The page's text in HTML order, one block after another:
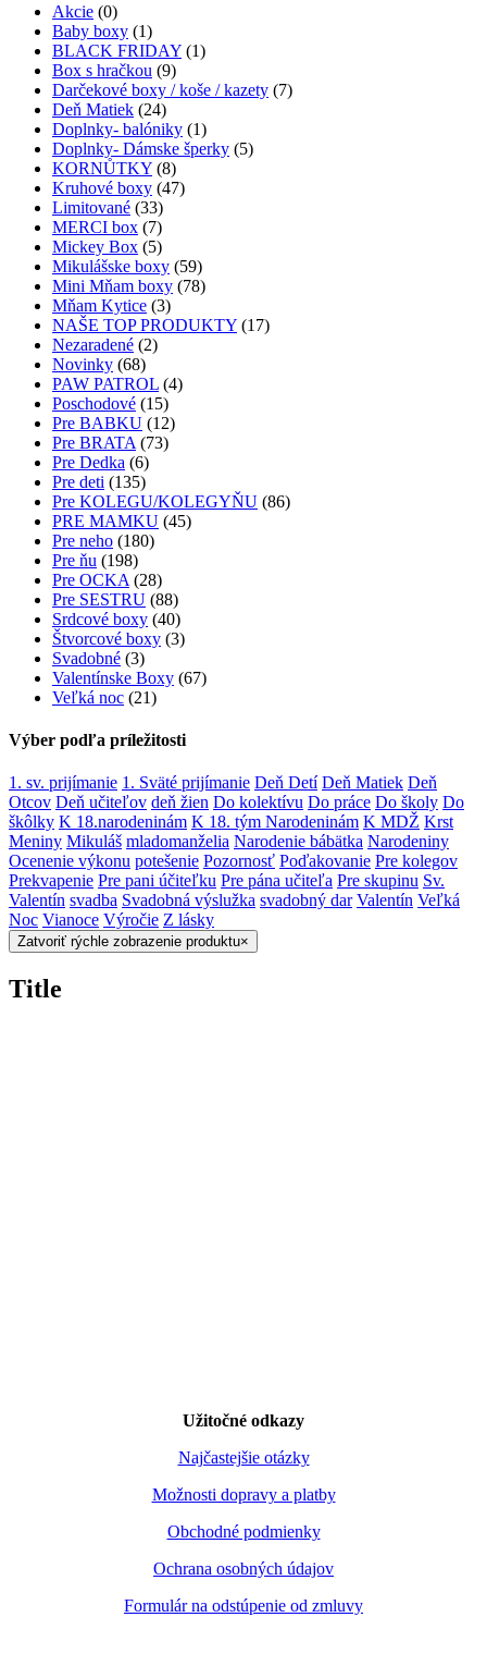
Akcie (0)
Baby boxy (1)
BLACK FRIDAY (1)
Box s hračkou (9)
Darčekové boxy / koše / kazety (7)
Deň Matiek (24)
Doplnky- balóniky (1)
Doplnky- Dámske šperky (5)
KORNŮTKY (8)
Kruhové boxy (47)
Limitované (33)
MERCI box (7)
Mickey Box (5)
Mikulášske boxy (59)
Mini Mňam boxy (78)
Mňam Kytice (3)
NAŠE TOP PRODUKTY (17)
Nezaradené (2)
Novinky (68)
PAW PATROL (4)
Poschodové (15)
Pre BABKU (12)
Pre BRATA (73)
Pre Dedka (6)
Pre deti (135)
Pre KOLEGU/KOLEGYŇU (86)
PRE MAMKU (45)
Pre neho (180)
Pre ňu (198)
Pre OCKA (28)
Pre SESTRU (88)
Srdcové boxy (40)
Štvorcové boxy (3)
Svadobné (3)
Valentínske Boxy (67)
Veľká noc (21)
Výber podľa príležitosti
1. sv. prijímanie 1. Sväté prijímanie Deň Detí Deň Matiek Deň
Otcov Deň učiteľov deň žien Do kolektívu Do práce Do školy Do
škôlky K 18.narodeninám K 18. tým Narodeninám K MDŽ Krst
Meniny Mikuláš mladomanželia Narodenie bábätka Narodeniny
Ocenenie výkonu potešenie Pozornosť Poďakovanie Pre kolegov
Prekvapenie Pre pani účiteľku Pre pána učiteľa Pre skupinu Sv.
Valentín svadba Svadobná výslužka svadobný dar Valentín Veľká
Noc Vianoce Výročie Z lásky
Zatvoriť rýchle zobrazenie produktu×
Title
Užitočné odkazy
Najčastejšie otázky
Možnosti dopravy a platby
Obchodné podmienky
Ochrana osobných údajov
Formulár na odstúpenie od zmluvy